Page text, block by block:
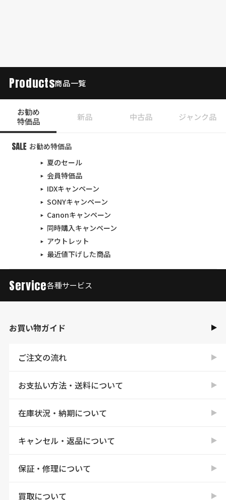
Products商品一覧
お勧め
特価品
新品 中古品 ジャンク品
お勧め特価品
夏のセール
会員特価品
IDXキャンペーン
SONYキャンペーン
Canonキャンペーン
同時購入キャンペーン
アウトレット
最近値下げした商品
Service各種サービス
お買い物ガイド
ご注文の流れ
お支払い方法・送料について
在庫状況・納期について
キャンセル・返品について
保証・修理について
買取について